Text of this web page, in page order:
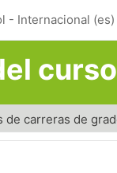
- Internacional ‎(es)‎
curso
de carreras de